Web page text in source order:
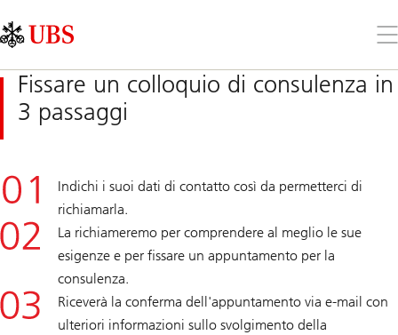
Links
Area
il
Fissare un colloquio di consulenza in
3 passaggi
Indichi i suoi dati di contatto così da permetterci di
richiamarla.
La richiameremo per comprendere al meglio le sue
esigenze e per fissare un appuntamento per la
consulenza.
Riceverà la conferma dell'appuntamento via e-mail con
ulteriori informazioni sullo svolgimento della